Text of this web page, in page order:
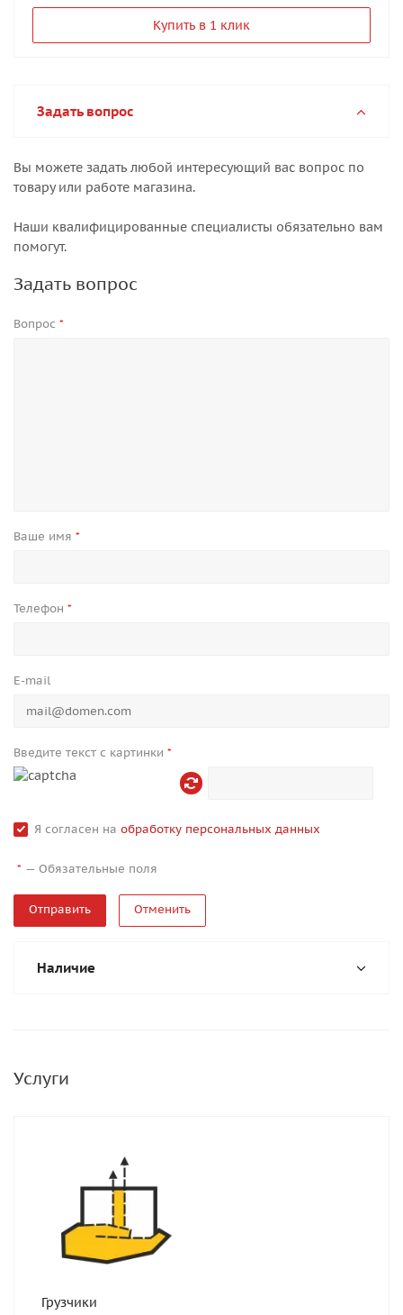
Купить в 1 клик
Задать вопрос
Вы можете задать любой интересующий вас вопрос по
товару или работе магазина.
Наши квалифицированные специалисты обязательно вам
помогут.
Задать вопрос
Вопрос *
Ваше имя *
Телефон *
E-mail
Введите текст с картинки *
Я согласен на обработку персональных данных
* — Обязательные поля
Отменить
Наличие
Услуги
Грузчики